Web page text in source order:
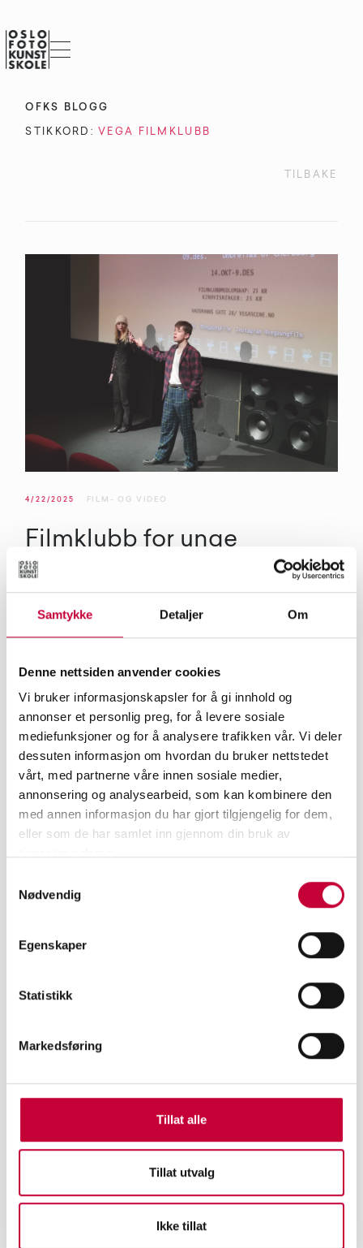
Samtykke Detaljer Om
Denne nettsiden anvender cookies
Vi bruker informasjonskapsler for å gi innhold og
annonser et personlig preg, for å levere sosiale
mediefunksjoner og for å analysere trafikken vår. Vi deler
dessuten informasjon om hvordan du bruker nettstedet
vårt, med partnerne våre innen sosiale medier,
annonsering og analysearbeid, som kan kombinere den
med annen informasjon du har gjort tilgjengelig for dem,
eller som de har samlet inn gjennom din bruk av
Nødvendig
Egenskaper
Statistikk
Markedsføring
Tillat alle
Tillat utvalg
Ikke tillat
OFKS BLOGG
STIKKORD: VEGA FILMKLUBB
TILBAKE
4/22/2025 FILM- OG VIDEO
Filmklubb for unge
filminteresserte
I Vega Filmklubb håndplukkes filmene i programmet av
vårsemesterets program 100 år med film.